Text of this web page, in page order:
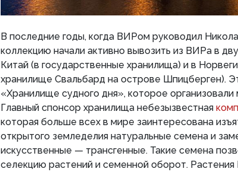
В последние годы, когда ВИРом руководил
коллекцию начали активно вывозить из ВИРа в
Китай (в государственные хранилища) и в
хранилище Свальбард на острове Шпицберген).
«Хранилище судного дня», которое
Главный спонсор хранилища небезызвестная
которая больше всех в мире заинтересована
открытого земледелия натуральные семена и
искусственные — трансгенные. Такие семена
селекцию растений и семенной оборот.